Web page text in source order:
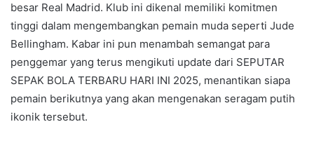
besar Real Madrid. Klub ini dikenal memiliki komitmen
tinggi dalam mengembangkan pemain muda seperti Jude
Bellingham. Kabar ini pun menambah semangat para
penggemar yang terus mengikuti update dari SEPUTAR
SEPAK BOLA TERBARU HARI INI 2025, menantikan siapa
pemain berikutnya yang akan mengenakan seragam putih
ikonik tersebut.